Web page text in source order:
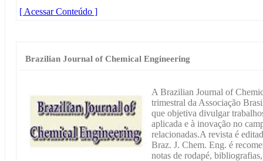
[ Acessar Conteúdo ]
Brazilian Journal of Chemical Engineering
A Brazilian Journal of
trimestral da Associação
que objetiva divulgar
aplicada e à inovação no
relacionadas.A revista é
Braz. J. Chem. Eng. é
notas de rodapé,